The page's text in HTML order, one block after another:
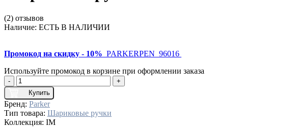
(2) отзывов
Наличие: ЕСТЬ В НАЛИЧИИ
Промокод на скидку - 10% PARKERPEN_96016
Используйте промокод в корзине при оформлении заказа
-
+
Купить
Бренд: Parker
Тип товара: Шариковые ручки
Коллекция: IM